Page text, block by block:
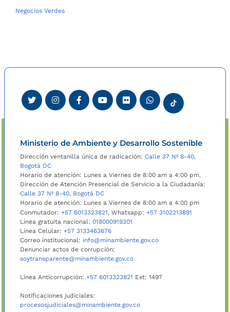
Negocios Verdes
Ministerio de Ambiente y Desarrollo Sostenible
Dirección ventanilla única de radicación: Calle 37 Nº 8-40,
Bogotá DC
Horario de atención: Lunes a Viernes de 8:00 am a 4:00 pm.
Dirección de Atención Presencial de Servicio a la Ciudadanía:
Calle 37 Nº 8-40, Bogotá DC
Horario de atención: Lunes a Viernes de 8:00 am a 4:00 pm
Conmutador: +57 6013323821, Whatsapp: +57 3102213891
Línea gratuita nacional: 018000919301
Línea Celular: +57 3133463676
Correo institucional: info@minambiente.gov.co
Denunciar actos de corrupción:
soytransparente@minambiente.gov.co
Línea Anticorrupción: +57 6013323821 Ext: 1497
Notificaciones judiciales:
procesosjudiciales@minambiente.gov.co